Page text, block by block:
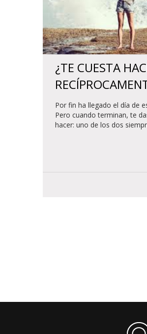
¿TE CUESTA
Por fin ha llegado el día de
Pero cuando terminan, te
hacer: uno de los dos